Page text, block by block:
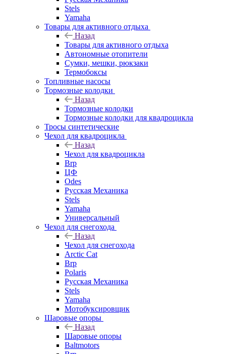
Stels
Yamaha
Товары для активного отдыха
Назад
Товары для активного отдыха
Автономные отопители
Сумки, мешки, рюкзаки
Термобоксы
Топливные насосы
Тормозные колодки
Назад
Тормозные колодки
Тормозные колодки для квадроцикла
Тросы синтетические
Чехол для квадроцикла
Назад
Чехол для квадроцикла
Brp
ЦФ
Odes
Русская Механика
Stels
Yamaha
Универсальный
Чехол для снегохода
Назад
Чехол для снегохода
Arctic Cat
Brp
Polaris
Русская Механика
Stels
Yamaha
Мотобуксировщик
Шаровые опоры
Назад
Шаровые опоры
Baltmotors